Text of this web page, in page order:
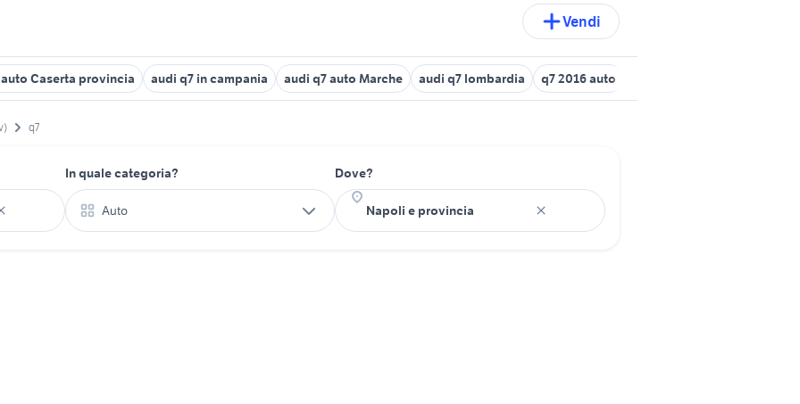
Vendi
Caserta provincia audi q7 in campania audi q7 auto Marche audi q7 lombardia q7 2016 auto
q7
In quale categoria?
Auto
Dove?